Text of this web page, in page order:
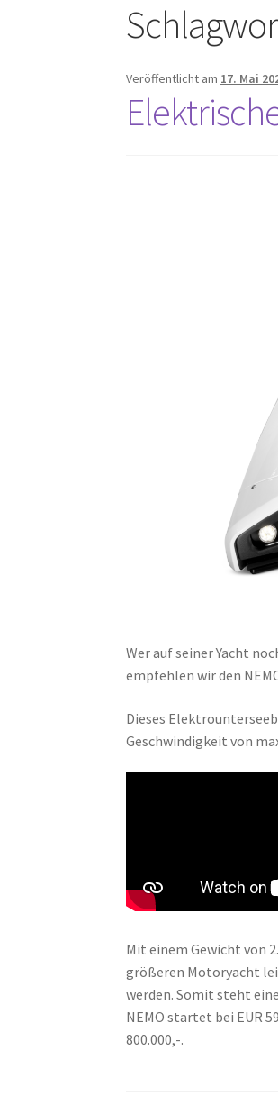
Veröffentlicht am 17. Mai
Wer auf seiner Yacht
empfehlen wir den
Dieses
Geschwindigkeit von
Mit einem Gewicht von
größeren Motoryacht
werden. Somit steht
NEMO startet bei EUR
800.000,-.